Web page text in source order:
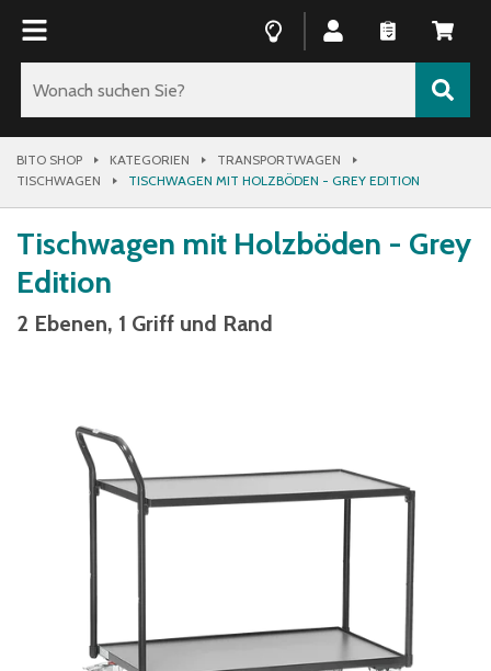
BITO SHOP KATEGORIEN
TRANSPORTWAGEN
TISCHWAGEN
TISCHWAGEN MIT HOLZBÖDEN - GREY EDITION
Tischwagen mit Holzböden - Grey
Edition
2 Ebenen, 1 Griff und Rand